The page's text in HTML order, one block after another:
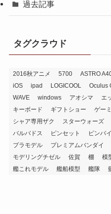
過去記事
タグクラウド
2016秋アニメ 5700 ASTRO
iOS
ipad LOGICOOL Oculus
WAVE
windows アオシマ エ
キーボード
ギフトショー ゲー
シャア専用ザク
スターウォーズ
バルバドス
ピンセット ピンバ
プラモデル
プレミアムバンダイ
モデリングチゼル
佐賀 棚 模
艦これモデル
艦船模型 艦隊